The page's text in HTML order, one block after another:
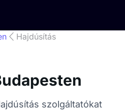
Hajdúsítás
szolgáltatókat